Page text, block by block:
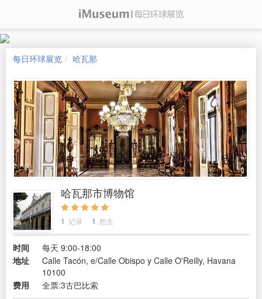
每日环球展览 哈瓦那
哈瓦那市博物馆
1 记录 1 想去
时间
每天 9:00-18:00
地址
Calle Tacón, e/Calle Obispo y Calle O'Reilly, Havana
10100
费用
全票:3古巴比索